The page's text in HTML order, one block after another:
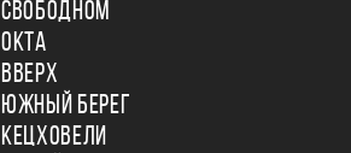
СВОБОДНОМ
ОКТА
ВВЕРХ
ЮЖНЫЙ БЕРЕГ
КЕЦХОВЕЛИ